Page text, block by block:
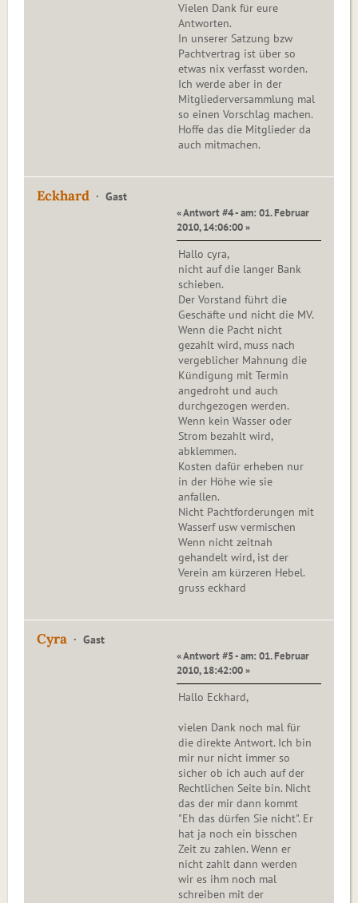
Vielen Dank für eure
Antworten.
In unserer Satzung bzw
Pachtvertrag ist über so
etwas nix verfasst worden.
Ich werde aber in der
Mitgliederversammlung mal
so einen Vorschlag machen.
Hoffe das die Mitglieder da
auch mitmachen.
Eckhard Gast
« Antwort #4 - am: 01. Februar
2010, 14:06:00 »
Hallo cyra,
nicht auf die langer Bank
schieben.
Der Vorstand führt die
Geschäfte und nicht die MV.
Wenn die Pacht nicht
gezahlt wird, muss nach
vergeblicher Mahnung die
Kündigung mit Termin
angedroht und auch
durchgezogen werden.
Wenn kein Wasser oder
Strom bezahlt wird,
abklemmen.
Kosten dafür erheben nur
in der Höhe wie sie
anfallen.
Nicht Pachtforderungen mit
Wasserf usw vermischen
Wenn nicht zeitnah
gehandelt wird, ist der
Verein am kürzeren Hebel.
gruss eckhard
Cyra Gast
« Antwort #5 - am: 01. Februar
2010, 18:42:00 »
Hallo Eckhard,
vielen Dank noch mal für
die direkte Antwort. Ich bin
mir nur nicht immer so
sicher ob ich auch auf der
Rechtlichen Seite bin. Nicht
das der mir dann kommt
"Eh das dürfen Sie nicht". Er
hat ja noch ein bisschen
Zeit zu zahlen. Wenn er
nicht zahlt dann werden
wir es ihm noch mal
schreiben mit der